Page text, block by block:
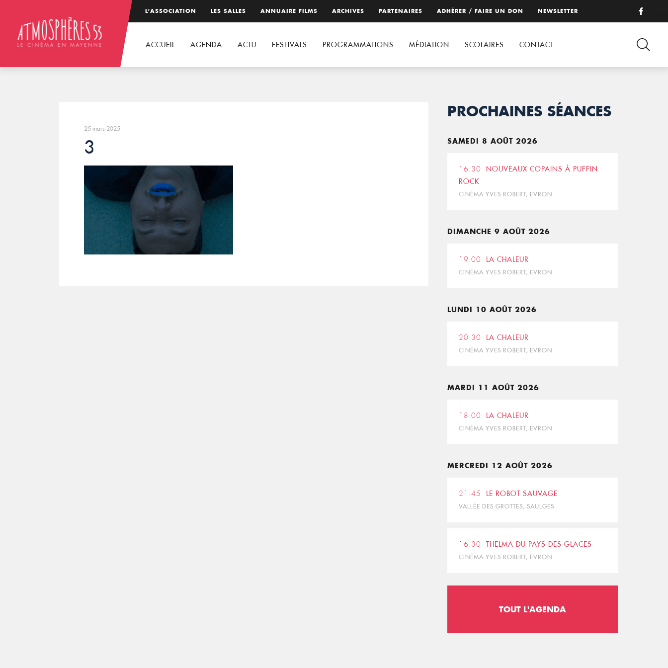
L’ASSOCIATION LES SALLES ANNUAIRE FILMS ARCHIVES PARTENAIRES ADHÉRER / FAIRE UN DON NEWSLETTER
ACCUEIL AGENDA ACTU FESTIVALS PROGRAMMATIONS MÉDIATION SCOLAIRES CONTACT
25 mars 2025
3
PROCHAINES SÉANCES
SAMEDI 8 AOÛT 2026
16:30
NOUVEAUX COPAINS À PUFFIN
ROCK
CINÉMA YVES ROBERT, EVRON
DIMANCHE 9 AOÛT 2026
19:00 LA CHALEUR
CINÉMA YVES ROBERT, EVRON
LUNDI 10 AOÛT 2026
20:30 LA CHALEUR
CINÉMA YVES ROBERT, EVRON
MARDI 11 AOÛT 2026
18:00 LA CHALEUR
CINÉMA YVES ROBERT, EVRON
MERCREDI 12 AOÛT 2026
21:45 LE ROBOT SAUVAGE
VALLÉE DES GROTTES, SAULGES
16:30 THELMA DU PAYS DES GLACES
CINÉMA YVES ROBERT, EVRON
TOUT L'AGENDA